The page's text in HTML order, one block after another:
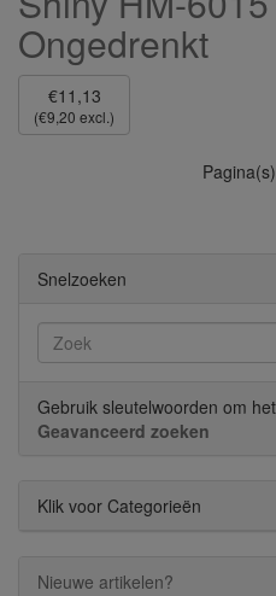
Ongedrenkt
€11,13
(€9,20 excl.)
Snelzoeken
Gebruik sleutelwoorden om
Geavanceerd zoeken
Klik voor Categorieën
Nieuwe artikelen?